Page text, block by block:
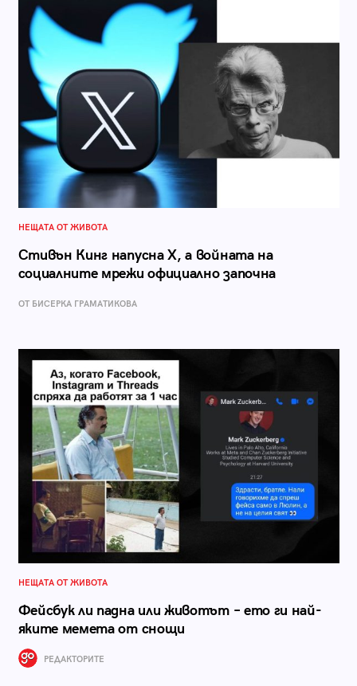
НЕЩАТА ОТ ЖИВОТА
Стивън Кинг напусна X, а войната на
социалните мрежи официално започна
ОТ БИСЕРКА ГРАМАТИКОВА
НЕЩАТА ОТ ЖИВОТА
Фейсбук ли падна или животът – ето ги най-
яките мемета от снощи
РЕДАКТОРИТЕ